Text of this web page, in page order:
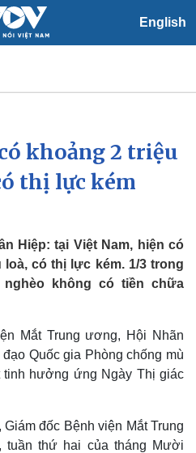
English
Xã hội
Tin 24h
Dự báo thời tiết
Việc làm
Biển đảo
khoảng 2 triệu
thị lực kém
Hiệp: tại Việt Nam, hiện có
có thị lực kém. 1/3 trong
không có tiền chữa
Mắt Trung ương, Hội Nhãn
Quốc gia Phòng chống mù
tinh hưởng ứng Ngày Thị giác
đốc Bệnh viện Mắt Trung
tuần thứ hai của tháng Mười